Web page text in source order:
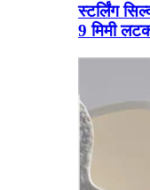
स्टर्लिंग
9 मिमी